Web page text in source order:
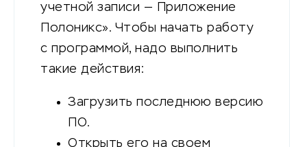
учетной записи — Приложение
Полоникс». Чтобы начать работу
с программой, надо выполнить
такие действия:
Загрузить последнюю версию
ПО.
Открыть его на своем